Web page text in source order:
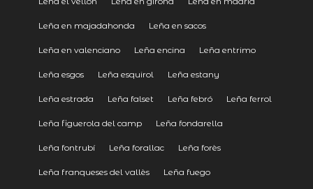
Leña en majadahonda Leña en sacos
Leña en valenciano Leña encina Leña entrimo
Leña esgos Leña esquirol Leña estany
Leña estrada Leña falset Leña febró Leña ferrol
Leña figuerola del camp Leña fondarella
Leña fontrubí Leña forallac Leña forès
Leña franqueses del vallès Leña fuego